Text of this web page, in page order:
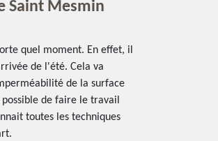
Saint Mesmin
quel moment. En effet, il
de l'été. Cela va
de la surface
de faire le travail
toutes les techniques